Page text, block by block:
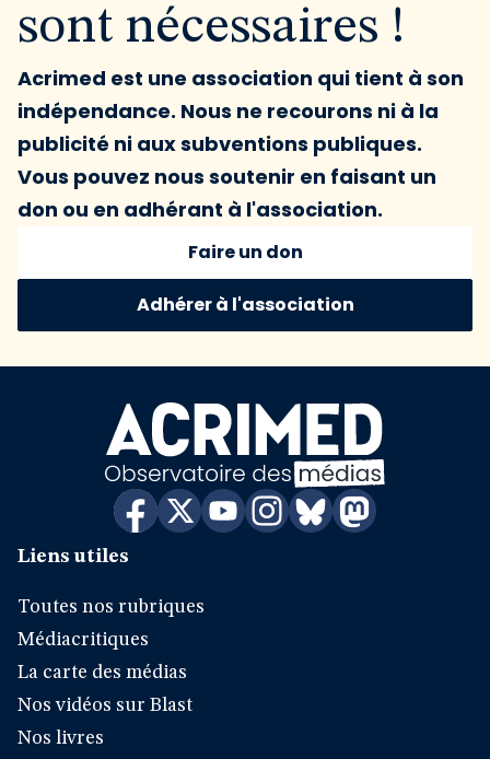
sont nécessaires !
Acrimed est une association qui tient à son
indépendance. Nous ne recourons ni à la
publicité ni aux subventions publiques.
Vous pouvez nous soutenir en faisant un
don ou en adhérant à l'association.
Faire un don
Adhérer à l'association
Liens utiles
Toutes nos rubriques
Médiacritiques
La carte des médias
Nos vidéos sur Blast
Nos livres